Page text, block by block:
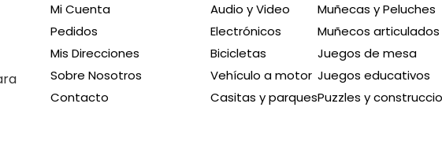
Mi Cuenta
Pedidos
Mis Direcciones
Sobre Nosotros
Contacto
Audio y Video
Electrónicos
Bicicletas
Vehículo a motor
Casitas y parques
Muñecas y Peluches
Muñecos articulados
Juegos de mesa
Juegos educativos
Puzzles y